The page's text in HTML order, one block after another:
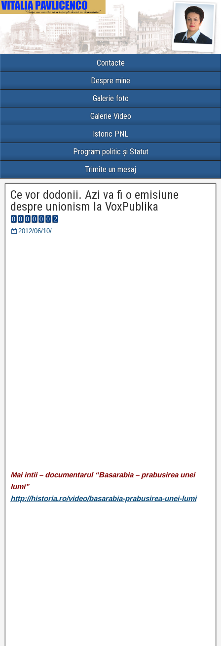
Contacte
Despre mine
Galerie foto
Galerie Video
Istoric PNL
Program politic și Statut
Trimite un mesaj
Ce vor dodonii. Azi va fi o emisiune
despre unionism la VoxPublika
2012/06/10/
Mai intii – documentarul “Basarabia – prabusirea unei
lumi”
http://historia.ro/video/basarabia-prabusirea-unei-lumi